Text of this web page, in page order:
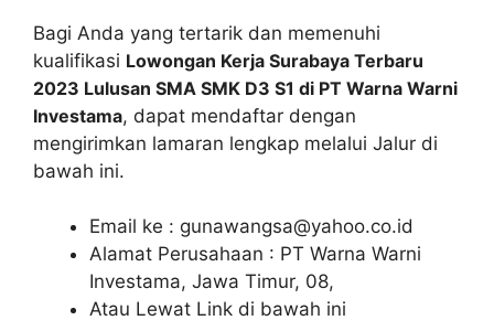
Bagi Anda yang tertarik dan memenuhi
kualifikasi Lowongan Kerja Surabaya Terbaru
2023 Lulusan SMA SMK D3 S1 di PT Warna Warni
Investama, dapat mendaftar dengan
mengirimkan lamaran lengkap melalui Jalur di
bawah ini.
Email ke : gunawangsa@yahoo.co.id
Alamat Perusahaan : PT Warna Warni
Investama, Jawa Timur, 08,
Atau Lewat Link di bawah ini